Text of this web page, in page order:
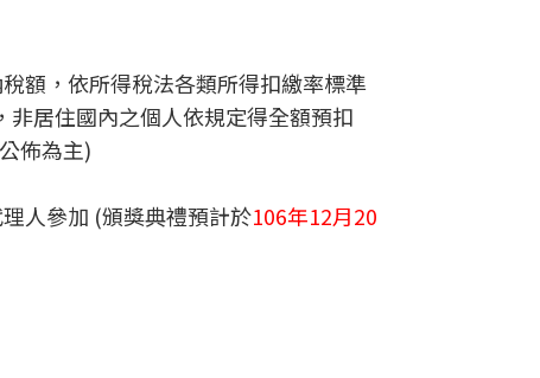
額，依所得稅法各類所得扣繳率標準
居住國內之個人依規定得全額預扣
佈為主)
人參加 (頒獎典禮預計於106年12月20